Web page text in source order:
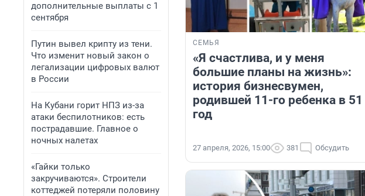
дополнительные выплаты с 1
сентября
Путин вывел крипту из тени.
Что изменит новый закон о
легализации цифровых валют
в России
На Кубани горит НПЗ из-за
атаки беспилотников: есть
пострадавшие. Главное о
ночных налетах
«Гайки только
закручиваются». Строители
коттеджей потеряли половину
СЕМЬЯ
«Я счастлива, и у меня
большие планы на жизнь»:
история бизнесвумен,
родившей 11-го ребенка в 51
год
27 апреля, 2026, 15:00 381 Обсудить